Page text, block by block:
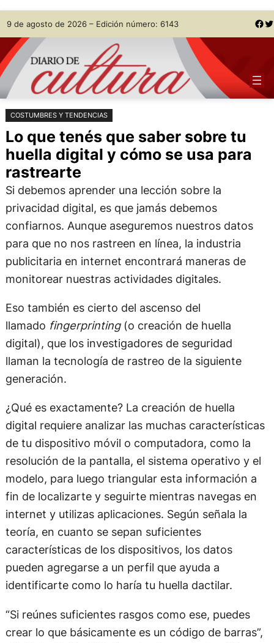
Saltar
al
contenido
Skip
to
content
9 de agosto de 2026 – Edición número: 6143 Facebook Twitter
COSTUMBRES Y TENDENCIAS
Lo que tenés que saber sobre tu
huella digital y cómo se usa para
rastrearte
Si debemos aprender una lección sobre la
privacidad digital, es que jamás debemos
confiarnos. Aunque aseguremos nuestros datos
para que no nos rastreen en línea, la industria
publicitaria en internet encontrará maneras de
monitorear nuestras actividades digitales.
Eso también es cierto del ascenso del
llamado fingerprinting(o creación de huella
digital), que los investigadores de seguridad
llaman la tecnología de rastreo de la siguiente
generación.
¿Qué es exactamente? La creación de huella
digital requiere analizar las muchas características
de tu dispositivo móvil o computadora, como la
resolución de la pantalla, el sistema operativo y el
modelo, para luego triangular esta información a
fin de localizarte y seguirte mientras navegas en
internet y utilizas aplicaciones. Según señala la
teoría, en cuanto se sepan suficientes
características de los dispositivos, los datos
pueden agregarse a un perfil que ayuda a
identificarte como lo haría tu huella dactilar.
“Si reúnes suficientes rasgos como ese, puedes
crear lo que básicamente es un código de barras”,